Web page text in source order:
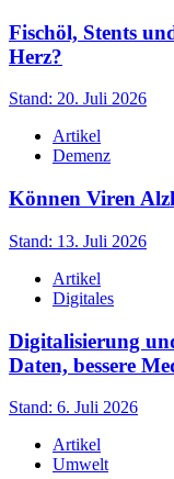
Fischöl, Stents
Herz?
Stand: 20. Juli 2026
Artikel
Demenz
Können Viren
Stand: 13. Juli 2026
Artikel
Digitales
Digitalisierung
Daten, bessere
Stand: 6. Juli 2026
Artikel
Umwelt